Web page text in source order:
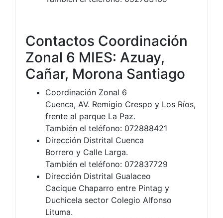
Contactos Coordinación
Zonal 6 MIES: Azuay,
Cañar, Morona Santiago
Coordinación Zonal 6
Cuenca, AV. Remigio Crespo y Los Ríos,
frente al parque La Paz.
También el teléfono: 072888421
Dirección Distrital Cuenca
Borrero y Calle Larga.
También el teléfono: 072837729
Dirección Distrital Gualaceo
Cacique Chaparro entre Pintag y
Duchicela sector Colegio Alfonso
Lituma.